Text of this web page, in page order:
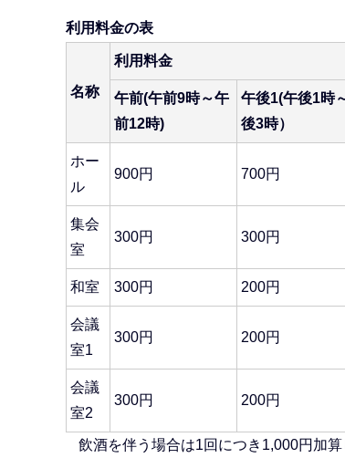
利用料金の表
名称
利用料金
午前(午前9時～午
前12時)
午後1(午後1時
後3時）
ホー
ル
900円 700円
集会
室
300円 300円
和室 300円 200円
会議
室1
300円 200円
会議
室2
300円 200円
飲酒を伴う場合は1回につき1,000円加算